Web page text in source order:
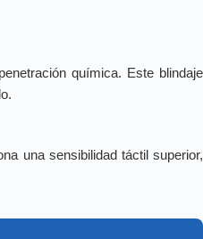
química. Este blindaje
una sensibilidad táctil superior,